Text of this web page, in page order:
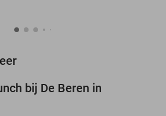
bij De Beren in